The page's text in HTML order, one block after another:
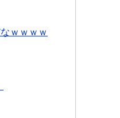
ｗｗｗｗ